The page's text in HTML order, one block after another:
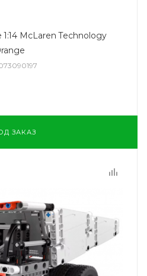
1:14 McLaren Technology
ЗАКАЗ